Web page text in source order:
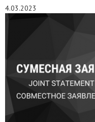
4.03.2023